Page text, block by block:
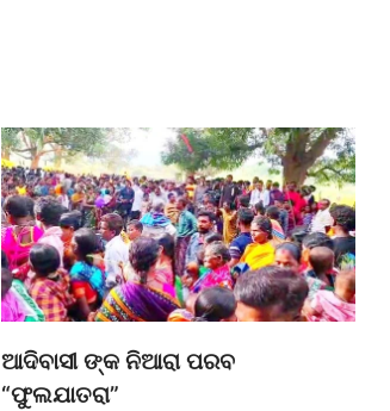
ଆଦିବାସୀ ଙ୍କ ନିଆରା ପରବ
“ଫୁଲଯାତରା”